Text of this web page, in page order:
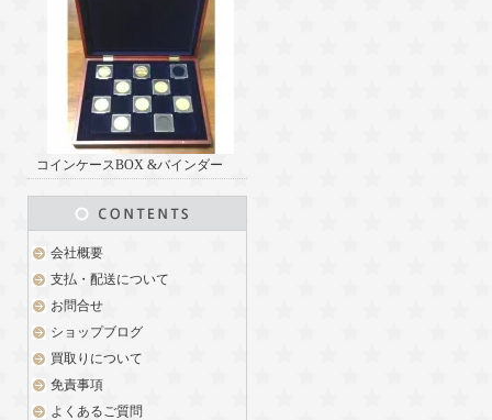
コインケースBOX &バインダー
会社概要
支払・配送について
お問合せ
ショップブログ
買取りについて
免責事項
よくあるご質問